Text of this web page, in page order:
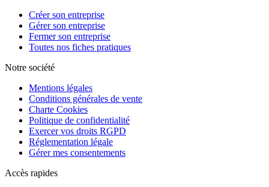
Créer son entreprise
Gérer son entreprise
Fermer son entreprise
Toutes nos fiches pratiques
Notre société
Mentions légales
Conditions générales de vente
Charte Cookies
Politique de confidentialité
Exercer vos droits RGPD
Réglementation légale
Gérer mes consentements
Accès rapides